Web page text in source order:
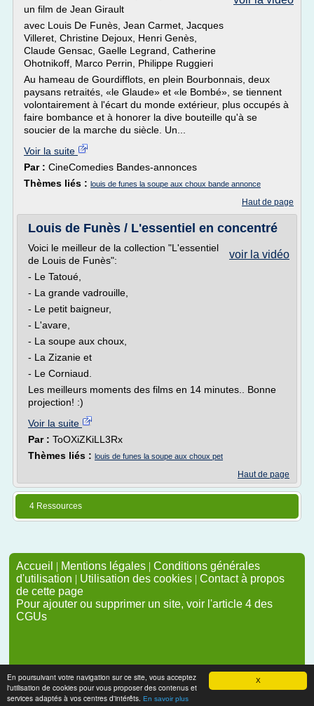
X
En poursuivant votre navigation sur ce site, vous acceptez
l'utilisation de cookies pour vous proposer des contenus et
services adaptés à vos centres d'intérêts. En savoir plus
un film de Jean Girault
avec Louis De Funès, Jean Carmet, Jacques
Villeret, Christine Dejoux, Henri Genès,
Claude Gensac, Gaelle Legrand, Catherine
Ohotnikoff, Marco Perrin, Philippe Ruggieri
Au hameau de Gourdifflots, en plein Bourbonnais, deux
paysans retraités, «le Glaude» et «le Bombé», se tiennent
volontairement à l'écart du monde extérieur, plus occupés à
faire bombance et à honorer la dive bouteille qu'à se
soucier de la marche du siècle. Un...
Voir la suite
Par : CineComedies Bandes-annonces
Thèmes liés : louis de funes la soupe aux choux bande annonce
Haut de page
Louis de Funès / L'essentiel en concentré
voir la vidéo
Voici le meilleur de la collection "L'essentiel
de Louis de Funès":
- Le Tatoué,
- La grande vadrouille,
- Le petit baigneur,
- L'avare,
- La soupe aux choux,
- La Zizanie et
- Le Corniaud.
Les meilleurs moments des films en 14 minutes.. Bonne
projection! :)
Voir la suite
Par : ToOXiZKiLL3Rx
Thèmes liés : louis de funes la soupe aux choux pet
Haut de page
4 Ressources
Accueil | Mentions légales | Conditions générales
d'utilisation | Utilisation des cookies | Contact à propos
de cette page
Pour ajouter ou supprimer un site, voir l'article 4 des
CGUs